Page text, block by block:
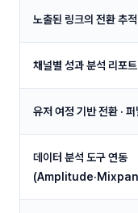
노출된 링크의 전환 추적
채널별 성과 분석 리포트
유저 여정 기반 전환 ·
데이터 분석 도구 연동